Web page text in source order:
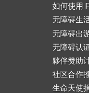
如何使用
无障碍生
无障碍出
无障碍认
夥伴赞助
社区合作
生命天使